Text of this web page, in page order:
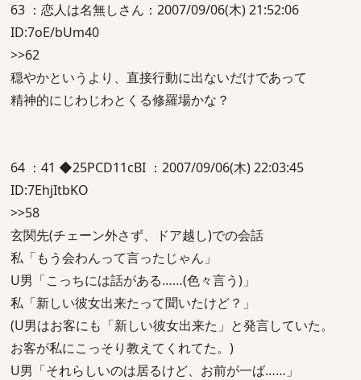
63 ：恋人は名無しさん：2007/09/06(木) 21:52:06
ID:7oE/bUm40
>>62
穏やかというより、直接行動に出ないだけであって
精神的にじわじわとくる修羅場かな？
64 ：41 ◆25PCD11cBI ：2007/09/06(木) 22:03:45
ID:7EhjItbKO
>>58
玄関先(チェーン外さず、ドア越し)での会話
私「もう会わんって言ったじゃん」
U男「こっちには話がある……(色々言う)」
私「新しい彼女出来たって聞いたけど？」
(U男はお客にも「新しい彼女出来た」と発言していた。
お客が私にこっそり教えてくれてた。)
U男「それらしいのは居るけど、お前が一ば……」